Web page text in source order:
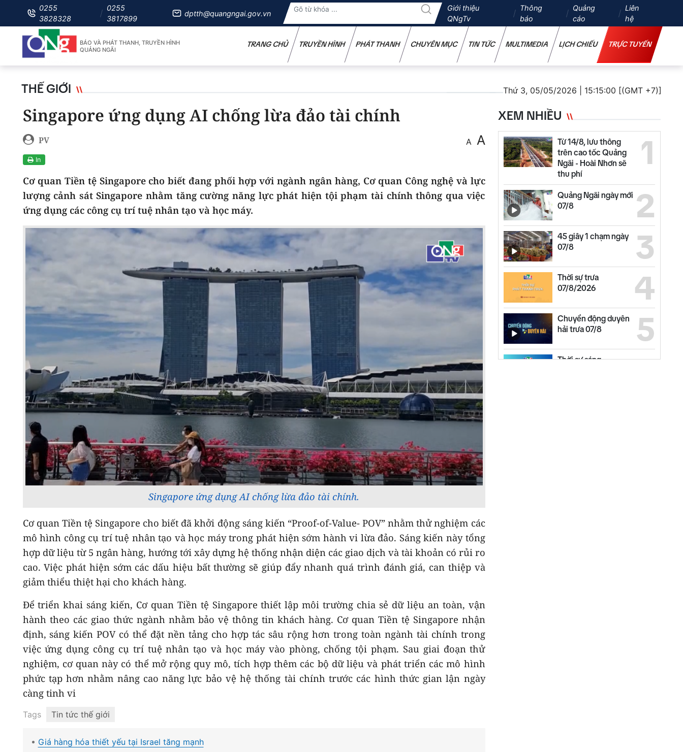
0255
3828328
0255
3817899
dptth@quangngai.gov.vn
Giới thiệu
QNgTv
Thông
báo
Quảng
cáo
Liên
hệ
BÁO VÀ PHÁT THANH, TRUYỀN HÌNH
QUẢNG NGÃI
TRANG CHỦ TRUYỀN HÌNH PHÁT THANH CHUYÊN MỤC TIN TỨC MULTIMEDIA LỊCH CHIẾU TRỰC TUYẾN
THẾ GIỚI Thứ 3, 05/05/2026 | 15:15:00 [(GMT +7)]
Singapore ứng dụng AI chống lừa đảo tài chính
PV A A
In
Cơ quan Tiền tệ Singapore cho biết đang phối hợp với ngành ngân hàng, Cơ quan Công nghệ và lực
lượng cảnh sát Singapore nhằm tăng cường năng lực phát hiện tội phạm tài chính thông qua việc
ứng dụng các công cụ trí tuệ nhân tạo và học máy.
Singapore ứng dụng AI chống lừa đảo tài chính.
Cơ quan Tiền tệ Singapore cho biết đã khởi động sáng kiến “Proof-of-Value- POV” nhằm thử nghiệm các
mô hình công cụ trí tuệ nhân tạo và học máy trong phát hiện sớm hành vi lừa đảo. Sáng kiến này tổng
hợp dữ liệu từ 5 ngân hàng, hướng tới xây dựng hệ thống nhận diện các giao dịch và tài khoản có rủi ro
cao. Việc phát hiện sớm các dấu hiệu bất thường sẽ giúp đẩy nhanh quá trình đánh giá, can thiệp và
giảm thiểu thiệt hại cho khách hàng.
Để triển khai sáng kiến, Cơ quan Tiền tệ Singapore thiết lập môi trường chia sẻ dữ liệu an toàn, vận
hành theo các giao thức ngành nhằm bảo vệ thông tin khách hàng. Cơ quan Tiền tệ Singapore nhận
định, sáng kiến POV có thể đặt nền tảng cho hợp tác sâu rộng hơn trong toàn ngành tài chính trong
việc ứng dụng công cụ trí tuệ nhân tạo và học máy vào phòng, chống tội phạm. Sau giai đoạn thử
nghiệm, cơ quan này có thể mở rộng quy mô, tích hợp thêm các bộ dữ liệu và phát triển các mô hình
phức tạp hơn nhằm nâng cao năng lực bảo vệ hệ thống tài chính trước các hình thức gian lận ngày
càng tinh vi
Tags Tin tức thế giới
Giá hàng hóa thiết yếu tại Israel tăng mạnh
XEM NHIỀU
1
Từ 14/8, lưu thông
trên cao tốc Quảng
Ngãi - Hoài Nhơn sẽ
thu phí
2
Quảng Ngãi ngày mới
07/8
3
45 giây 1 chạm ngày
07/8
4
Thời sự trưa
07/8/2026
5
Chuyển động duyên
hải trưa 07/8
6
Thời sự sáng